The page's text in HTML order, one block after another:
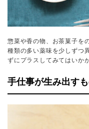
惣菜や香の物、お茶菓子を
種類の多い薬味を少しずつ
ずにプラスしてみてはいか
手仕事が生み出す